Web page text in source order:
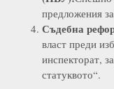
предложения
Съдебна
власт преди
инспекторат,
статуквото“.